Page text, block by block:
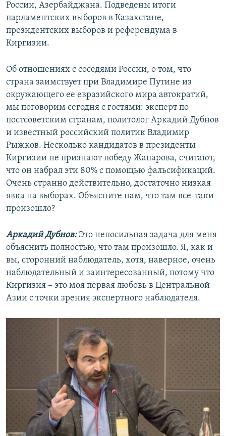
России, Азербайджана. Подведены итоги
парламентских выборов в Казахстане,
президентских выборов и референдума в
Киргизии.
Об отношениях с соседями России, о том, что
страна заимствует при Владимире Путине из
окружающего ее евразийского мира автократий,
мы поговорим сегодня с гостями: эксперт по
постсоветским странам, политолог Аркадий Дубнов
и известный российский политик Владимир
Рыжков. Несколько кандидатов в президенты
Киргизии не признают победу Жапарова, считают,
что он набрал эти 80% с помощью фальсификаций.
Очень странно действительно, достаточно низкая
явка на выборах. Объясните нам, что там все-таки
произошло?
Аркадий Дубнов:Это непосильная задача для меня
объяснить полностью, что там произошло. Я, как и
вы, сторонний наблюдатель, хотя, наверное, очень
наблюдательный и заинтересованный, потому что
Киргизия – это моя первая любовь в Центральной
Азии с точки зрения экспертного наблюдателя.